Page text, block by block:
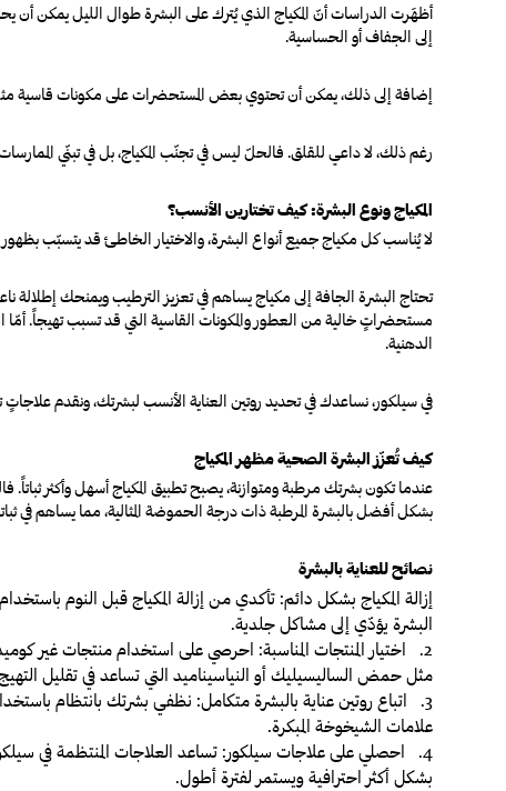
أظهَرت الدراسات أنّ المكياج الذي يُترك على البشرة طوال الليل يمكن
إلى الجفاف أو الحساسية.
إضافة إلى ذلك، يمكن أن تحتوي بعض المستحضرات على مكونات قاسية
رغم ذلك، لا داعي للقلق. فالحلّ ليس في تجنّب المكياج، بل في تبنّي
المكياج ونوع البشرة: كيف تختارين الأنسب؟
لا يُناسب كل مكياج جميع أنواع البشرة، والاختيار الخاطئ قد يتسبّب
تحتاج البشرة الجافة إلى مكياج يساهم في تعزيز الترطيب ويمنحك
مستحضراتٍ خالية من العطور والمكونات القاسية التي قد تسبب تهيجاً.أمّا
الدهنية.
في سيلكور، نساعدك في تحديد روتين العناية الأنسب لبشرتك، ونقدم
كيف تُعزّز البشرة الصحية مظهر المكياج
عندما تكون بشرتك مرطبة ومتوازنة، يصبح تطبيق المكياج أسهل وأكثر
بشكل أفضل بالبشرة المرطبة ذات درجة الحموضة المثالية، مما يساهم في
نصائح للعناية بالبشرة
إزالة المكياج بشكل دائم: تأكدي من إزالة المكياج قبل النوم
البشرة يؤدّي إلى مشاكل جلدية.
2
. اختيار المنتجات المناسبة
مثل حمض الساليسيليك أو النياسيناميد التي تساعد في تقليل
3
. اتباع روتين عناية بالبشرة متكامل: نظفي بشرتك بانتظام
علامات الشيخوخة المبكرة.
4
. احصلي على علاجات سيلكور: تساعد العلاجات المنتظمة في
بشكل أكثر احترافية ويستمر لفترة أطول.